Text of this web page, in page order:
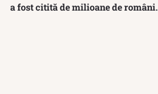
a fost citită de milioane de români.